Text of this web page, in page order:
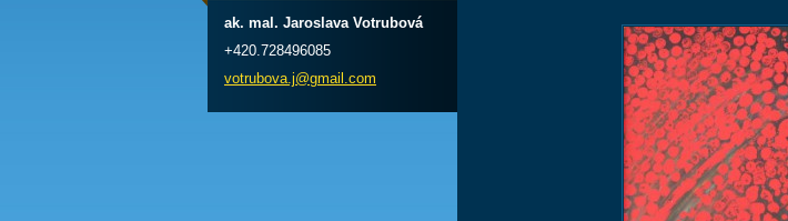
ak. mal. Jaroslava Votrubová
+420.728496085
votrubova.j@gmai l.com